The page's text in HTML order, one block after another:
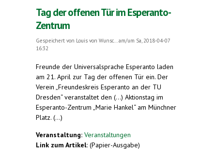
Tag der offenen Tür im Esperanto-
Zentrum
Gespeichert von Louis von Wunsc...
am/um Sa, 2018-04-07
16:32
Freunde der Universalsprache Esperanto laden
am 21. April zur Tag der offenen Tür ein. Der
Verein „Freundeskreis Esperanto an der TU
Dresden“ veranstaltet den (...) Aktionstag im
Esperanto-Zentrum „Marie Hankel“ am Münchner
Platz. (...)
Veranstaltung: Veranstaltungen
Link zum Artikel: (Papier-Ausgabe)